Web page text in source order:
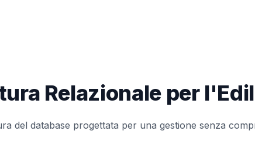
Relazionale per
del database progettata per una gestione senza